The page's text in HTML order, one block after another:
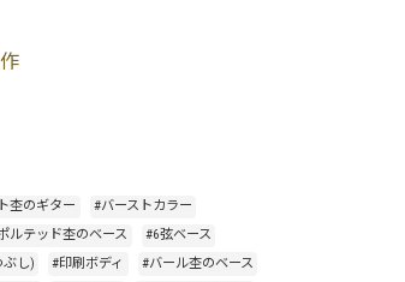
杢のギター
#バーストカラー
ルテッド杢のベース
#6弦ベース
ぶし)
#印刷ボディ
#バール杢のベース